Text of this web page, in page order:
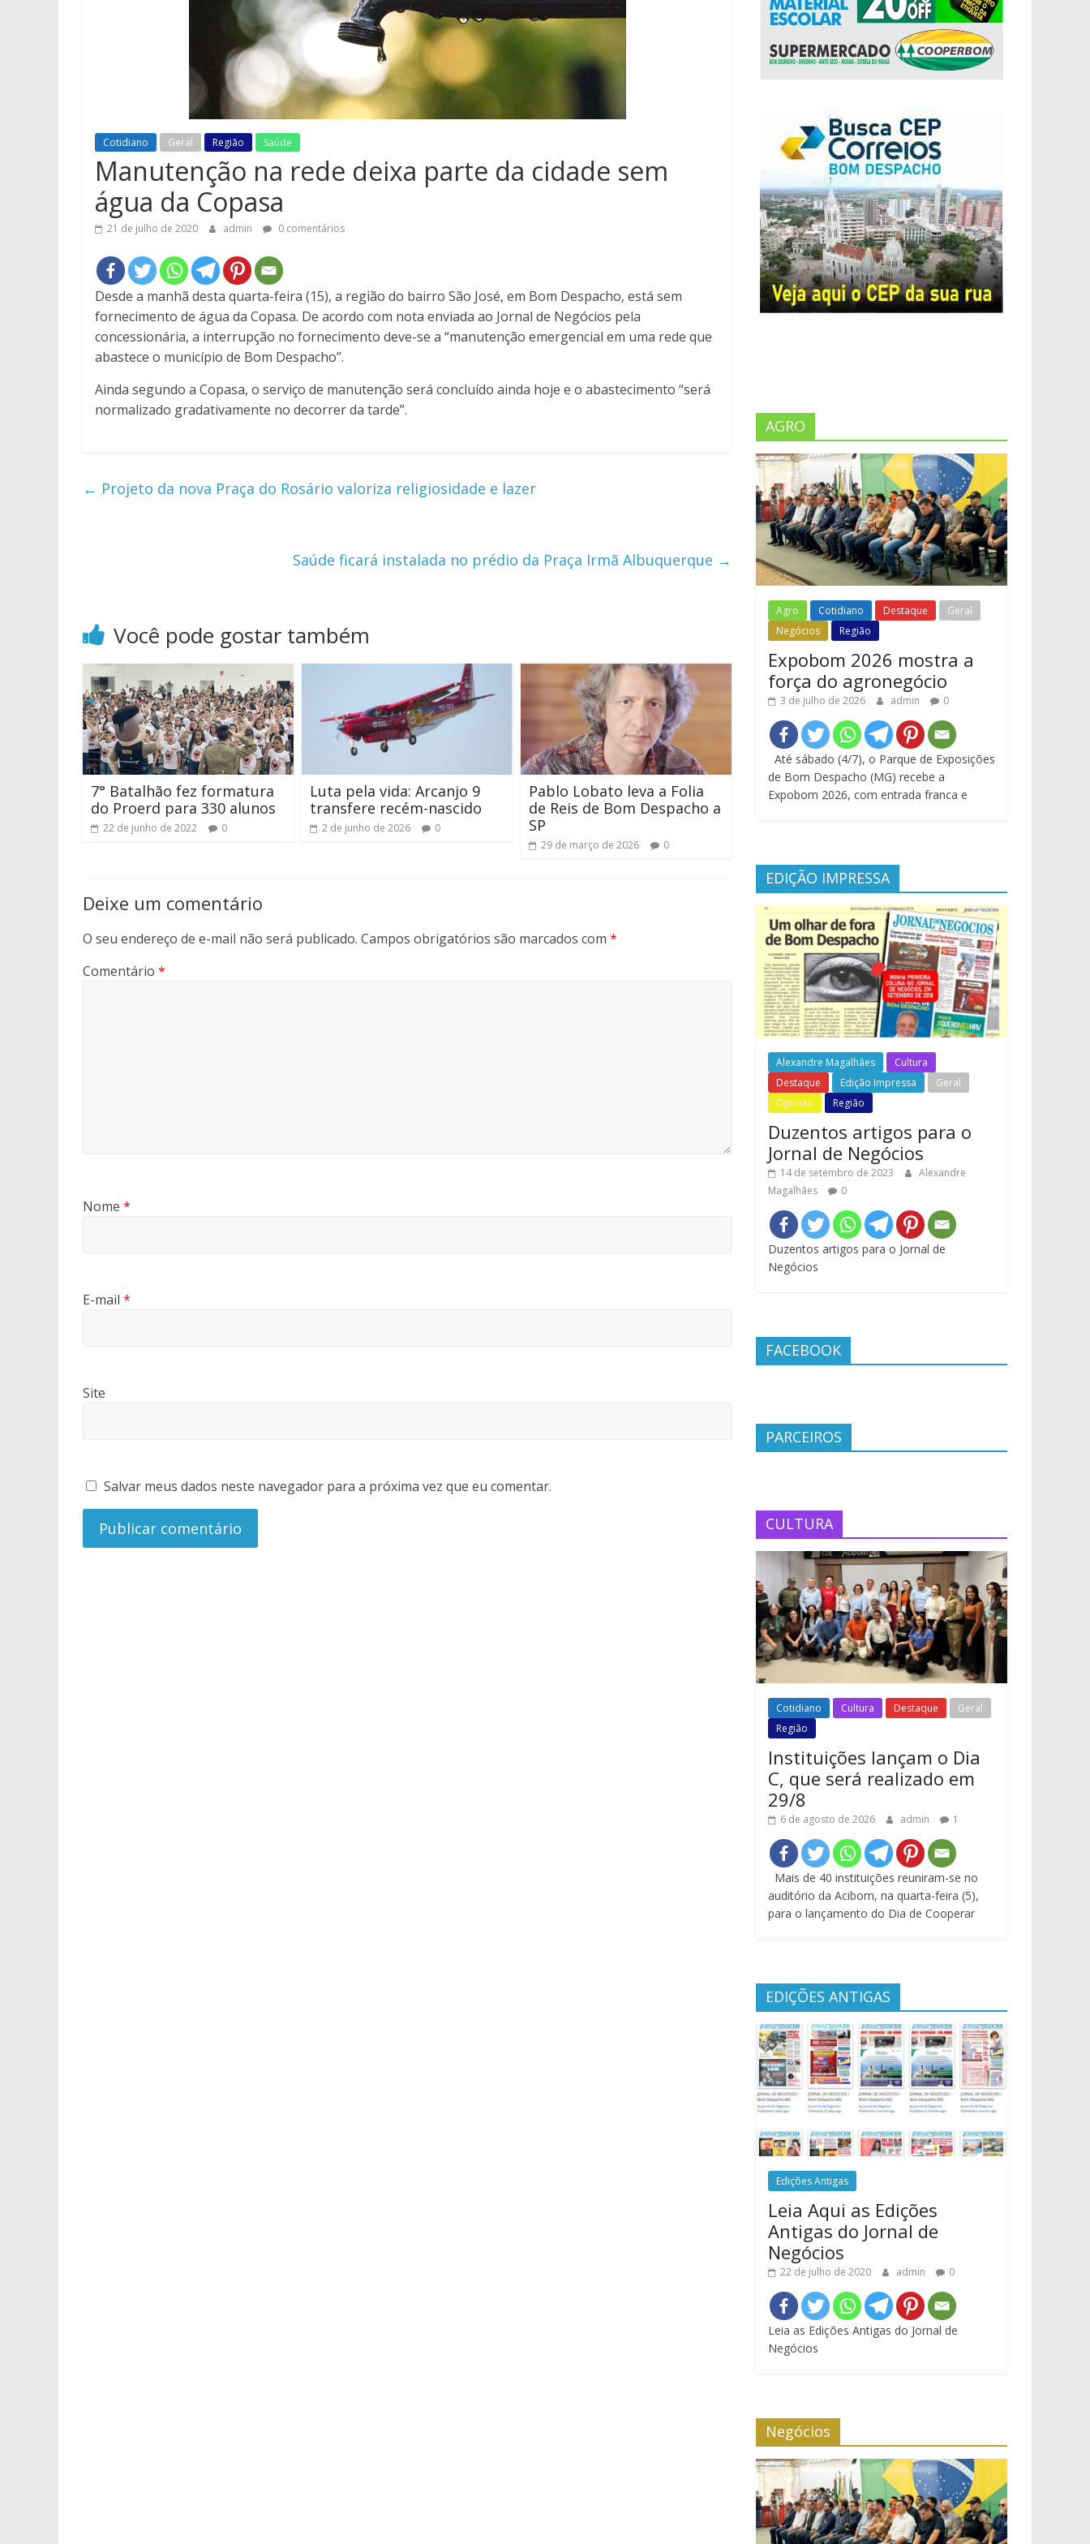
Cotidiano Geral Região Saúde
Manutenção na rede deixa parte da cidade sem
água da Copasa
21 de julho de 2020 admin 0 comentários
Desde a manhã desta quarta-feira (15), a região do bairro São José, em Bom Despacho, está sem
fornecimento de água da Copasa. De acordo com nota enviada ao Jornal de Negócios pela
concessionária, a interrupção no fornecimento deve-se a “manutenção emergencial em uma rede que
abastece o município de Bom Despacho”.
Ainda segundo a Copasa, o serviço de manutenção será concluído ainda hoje e o abastecimento “será
normalizado gradativamente no decorrer da tarde”.
← Projeto da nova Praça do Rosário valoriza religiosidade e lazer
Saúde ficará instalada no prédio da Praça Irmã Albuquerque →
Você pode gostar também
7° Batalhão fez formatura
do Proerd para 330 alunos
22 de junho de 2022 0
Luta pela vida: Arcanjo 9
transfere recém-nascido
2 de junho de 2026 0
Pablo Lobato leva a Folia
de Reis de Bom Despacho a
SP
29 de março de 2026 0
Deixe um comentário
O seu endereço de e-mail não será publicado. Campos obrigatórios são marcados com *
Comentário *
Nome *
E-mail *
Site
Salvar meus dados neste navegador para a próxima vez que eu comentar.
AGRO
Agro Cotidiano Destaque
Geral
Negócios
Região
Expobom 2026 mostra a
força do agronegócio
3 de julho de 2026 admin 0
Até sábado (4/7), o Parque de Exposições
de Bom Despacho (MG) recebe a
Expobom 2026, com entrada franca e
EDIÇÃO IMPRESSA
Alexandre Magalhães
Cultura
Destaque
Edição Impressa
Geral
Opinião
Região
Duzentos artigos para o
Jornal de Negócios
14 de setembro de 2023
Alexandre
Magalhães
0
Duzentos artigos para o Jornal de
Negócios
FACEBOOK
PARCEIROS
CULTURA
Cotidiano Cultura Destaque
Geral
Região
Instituições lançam o Dia
C, que será realizado em
29/8
6 de agosto de 2026 admin 1
Mais de 40 instituições reuniram-se no
auditório da Acibom, na quarta-feira (5),
para o lançamento do Dia de Cooperar
EDIÇÕES ANTIGAS
Edições Antigas
Leia Aqui as Edições
Antigas do Jornal de
Negócios
22 de julho de 2020 admin 0
Leia as Edições Antigas do Jornal de
Negócios
Negócios